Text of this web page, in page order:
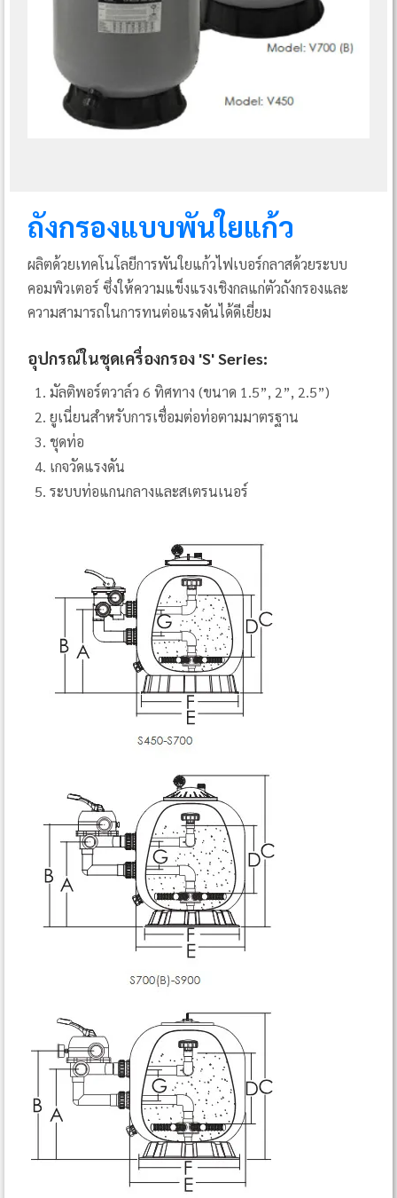
ถังกรองแบบพันใยแก้ว
ผลิตด้วยเทคโนโลยีการพันใยแก้วไฟเบอร์กลาสด้วยระบบ
คอมพิวเตอร์ ซึ่งให้ความแข็งแรงเชิงกลแก่ตัวถังกรองและ
ความสามารถในการทนต่อแรงดันได้ดีเยี่ยม
อุปกรณ์ในชุดเครื่องกรอง 'S' Series:
มัลติพอร์ตวาล์ว 6 ทิศทาง (ขนาด 1.5”, 2”, 2.5”)
ยูเนี่ยนสำหรับการเชื่อมต่อท่อตามมาตรฐาน
ชุดท่อ
เกจวัดแรงดัน
ระบบท่อแกนกลางและสเตรนเนอร์